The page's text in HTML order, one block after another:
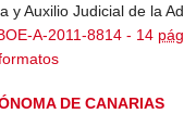
y Auxilio Judicial de la
A-2011-8814 - 14
DE CANARIAS